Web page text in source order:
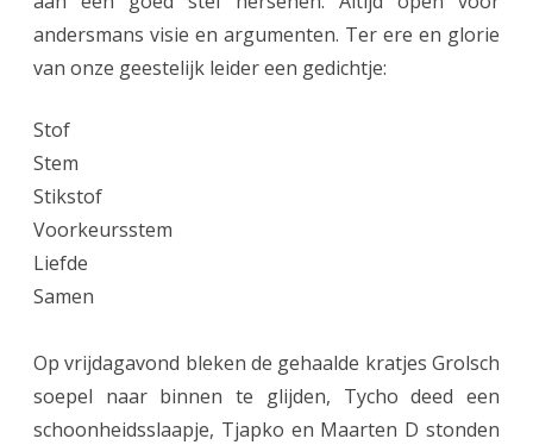
c
k
s
andersmans visie en argumenten. Ter ere en glorie
van onze geestelijk leider een gedichtje:
Stof
Stem
Stikstof
Voorkeursstem
Liefde
Samen
Op vrijdagavond bleken de gehaalde kratjes Grolsch
soepel naar binnen te glijden, Tycho deed een
schoonheidsslaapje, Tjapko en Maarten D stonden